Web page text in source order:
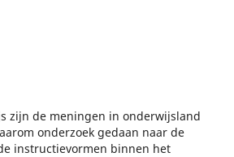
zijn de meningen in onderwijsland
onderzoek gedaan naar de
instructievormen binnen het